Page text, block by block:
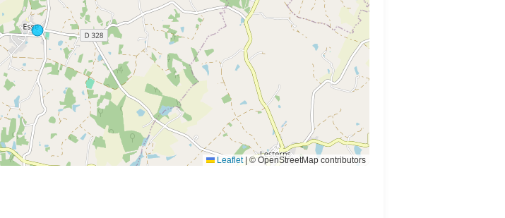
Leaflet |© OpenStreetMap contributors